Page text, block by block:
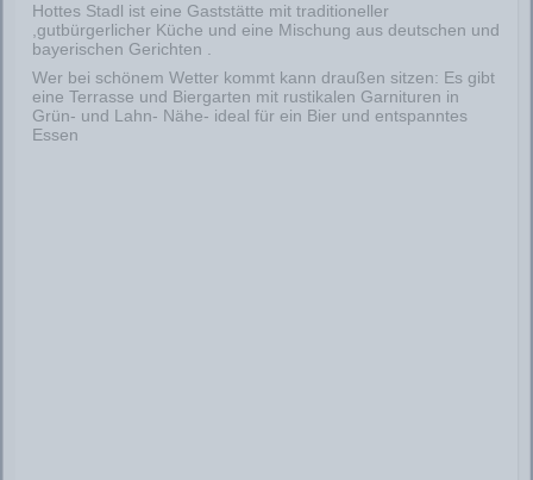
Hottes Stadl ist eine Gaststätte mit traditioneller
,gutbürgerlicher Küche und eine Mischung aus deutschen und
bayerischen Gerichten .
Wer bei schönem Wetter kommt kann draußen sitzen: Es gibt
eine Terrasse und Biergarten mit rustikalen Garnituren in
Grün- und Lahn- Nähe- ideal für ein Bier und entspanntes
Essen